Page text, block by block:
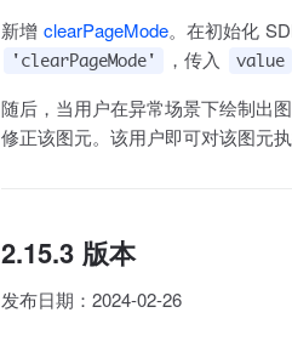
新增 clearPageMode。在初始化
'clearPageMode' ，传入 value
随后，当用户在异常场景下绘制出
修正该图元。该用户即可对该图元
2.15.3 版本
发布日期：2024-02-26